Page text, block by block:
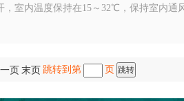
室内温度保持在15～32℃，保持室内通
或大于魔芋球直径长度，即可将魔芋
页 末页 跳转到第 页